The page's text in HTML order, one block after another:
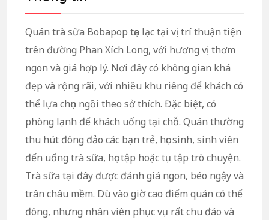
Quán trà sữa Bobapop tọa lạc tại vị trí thuận tiện
trên đường Phan Xích Long, với hương vị thơm
ngon và giá hợp lý. Nơi đây có không gian khá
đẹp và rộng rãi, với nhiều khu riêng để khách có
thể lựa chọn ngồi theo sở thích. Đặc biệt, có
phòng lạnh để khách uống tại chỗ. Quán thường
thu hút đông đảo các bạn trẻ, học sinh, sinh viên
đến uống trà sữa, học tập hoặc tụ tập trò chuyện.
Trà sữa tại đây được đánh giá ngon, béo ngậy và
trân châu mềm. Dù vào giờ cao điểm quán có thể
đông, nhưng nhân viên phục vụ rất chu đáo và